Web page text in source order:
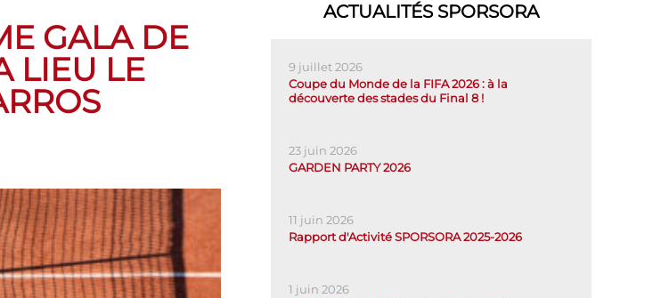
GALA DE
LIEU LE
ACTUALITÉS SPORSORA
9 juillet 2026
Coupe du Monde de la FIFA 2026 : à la
découverte des stades du Final 8 !
23 juin 2026
GARDEN PARTY 2026
11 juin 2026
Rapport d'Activité SPORSORA 2025-2026
1 juin 2026